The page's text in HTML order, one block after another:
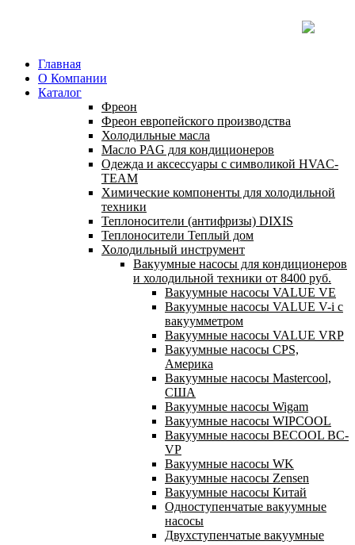
Главная
О Компании
Каталог
Фреон
Фреон европейского производства
Холодильные масла
Масло PAG для кондиционеров
Одежда и аксессуары с символикой HVAC-
TEAM
Химические компоненты для холодильной
техники
Теплоносители (антифризы) DIXIS
Теплоносители Теплый дом
Холодильный инструмент
Вакуумные насосы для кондиционеров
и холодильной техники от 8400 руб.
Вакуумные насосы VALUE VE
Вакуумные насосы VALUE V-i с
вакуумметром
Вакуумные насосы VALUE VRP
Вакуумные насосы CPS,
Америка
Вакуумные насосы Mastercool,
США
Вакуумные насосы Wigam
Вакуумные насосы WIPCOOL
Вакуумные насосы BECOOL BC-
VP
Вакуумные насосы WK
Вакуумные насосы Zensen
Вакуумные насосы Китай
Одноступенчатые вакуумные
насосы
Двухступенчатые вакуумные